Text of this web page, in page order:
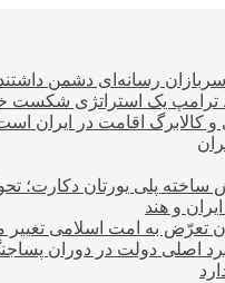
رسانه‌ای دشمن
ترامپ یک استراتژی شکست
و کالابرگ اقامت در ایران
ساخته پلی یورتان
و هند
تعرّض به امت اسلامی تغییر
اصلی دولت در دوران